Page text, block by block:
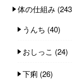
体の仕組み
うんち (40)
おしっこ (24)
下痢 (26)